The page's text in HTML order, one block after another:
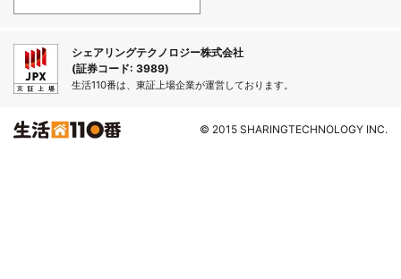
シェアリングテクノロジー株式会社
(証券コード: 3989)
生活110番は、東証上場企業が運営しております。
© 2015 SHARINGTECHNOLOGY INC.